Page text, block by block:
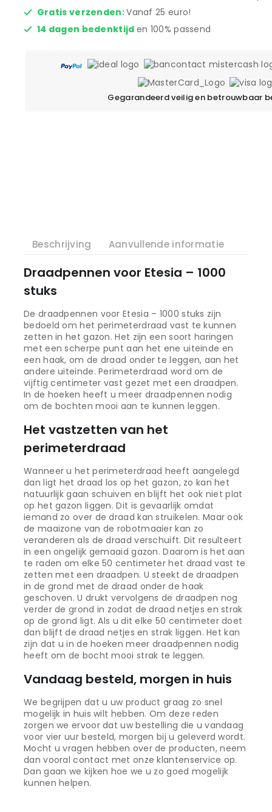
Gratis verzenden:Vanaf 25 euro!
14 dagen bedenktijd en 100% passend
Gegarandeerd veilig en betrouwbaar
Beschrijving Aanvullende informatie
Draadpennen voor Etesia – 1000
stuks
De draadpennen voor Etesia – 1000 stuks zijn
bedoeld om het perimeterdraad vast te kunnen
zetten in het gazon. Het zijn een soort haringen
met een scherpe punt aan het ene uiteinde en
een haak, om de draad onder te leggen, aan het
andere uiteinde. Perimeterdraad word om de
vijftig centimeter vast gezet met een draadpen.
In de hoeken heeft u meer draadpennen nodig
om de bochten mooi aan te kunnen leggen.
Het vastzetten van het
perimeterdraad
Wanneer u het perimeterdraad heeft aangelegd
dan ligt het draad los op het gazon, zo kan het
natuurlijk gaan schuiven en blijft het ook niet plat
op het gazon liggen. Dit is gevaarlijk omdat
iemand zo over de draad kan struikelen. Maar ook
de maaizone van de robotmaaier kan zo
veranderen als de draad verschuift. Dit resulteert
in een ongelijk gemaaid gazon. Daarom is het aan
te raden om elke 50 centimeter het draad vast te
zetten met een draadpen. U steekt de draadpen
in de grond met de draad onder de haak
geschoven. U drukt vervolgens de draadpen nog
verder de grond in zodat de draad netjes en strak
op de grond ligt. Als u dit elke 50 centimeter doet
dan blijft de draad netjes en strak liggen. Het kan
zijn dat u in de hoeken meer draadpennen nodig
heeft om de bocht mooi strak te leggen.
Vandaag besteld, morgen in huis
We begrijpen dat u uw product graag zo snel
mogelijk in huis wilt hebben. Om deze reden
zorgen we ervoor dat uw bestelling die u vandaag
voor vier uur besteld, morgen bij u geleverd wordt.
Mocht u vragen hebben over de producten, neem
dan vooral contact met onze klantenservice op.
Dan gaan we kijken hoe we u zo goed mogelijk
kunnen helpen.